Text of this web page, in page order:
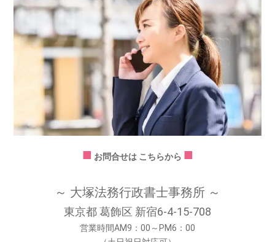
■ お問合せは こちらから ■
～ 大塚法務行政書士事務所 ～
東京都 葛飾区 新宿6-4-15-708
営業時間AM9：00～PM6：00